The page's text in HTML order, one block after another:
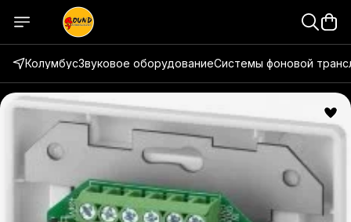
КолумбусЗвуковое оборудованиеСистемы фоновой